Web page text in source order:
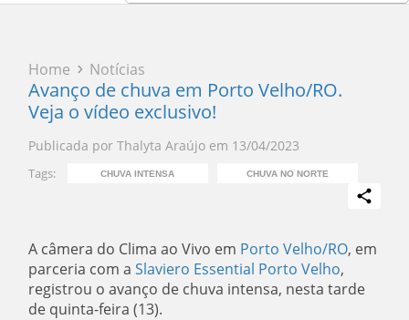
Home Notícias
Avanço de chuva em Porto Velho/RO.
Veja o vídeo exclusivo!
Publicada por Thalyta Araújo em 13/04/2023
Tags: CHUVA INTENSA CHUVA NO NORTE
A câmera do Clima ao Vivo em Porto Velho/RO, em
parceria com a Slaviero Essential Porto Velho,
registrou o avanço de chuva intensa, nesta tarde
de quinta-feira (13).